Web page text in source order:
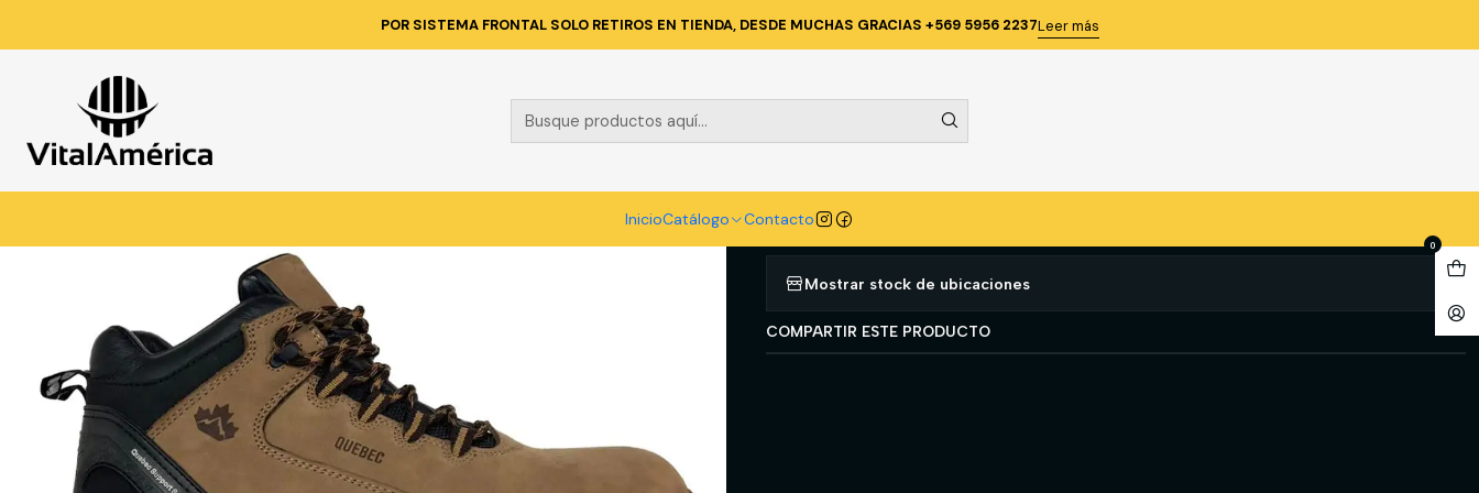
InicioCatálogo Contacto
0
POR SISTEMA FRONTAL SOLO RETIROS EN TIENDA, DESDE MUCHAS GRACIAS +569 5956 2237Leer más
Inicio Catálogo CALZADO ZAPATOS DE SEGURIDAD CALZADO SEGURIDAD QUEBEC DENVER PRO T/42
|
CALZADO SEGURIDAD QUEBEC DENVER
PRO T/42
Agregar a la lista de favoritos
Mostrar stock de ubicaciones
COMPARTIR ESTE PRODUCTO